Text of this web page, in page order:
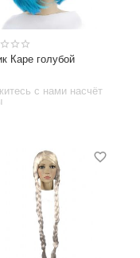
Каре голубой
с нами насчёт